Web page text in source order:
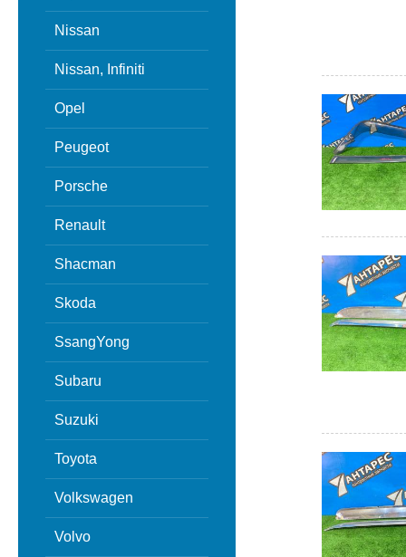
Nissan
Nissan, Infiniti
Opel
Peugeot
Porsche
Renault
Shacman
Skoda
SsangYong
Subaru
Suzuki
Toyota
Volkswagen
Volvo